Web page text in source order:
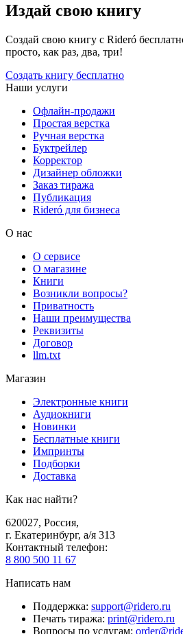
Издай свою книгу
Создай свою книгу с Rideró
просто, как раз, два, три!
Создать книгу бесплатно
Наши услуги
Офлайн-продажи
Простая верстка
Ручная верстка
Буктрейлер
Корректор
Дизайнер обложки
Заказ тиража
Публикация
Rideró для бизнеса
О нас
О сервисе
О магазине
Книги
Возникли вопросы?
Приватность
Наши преимущества
Реквизиты
Договор
llm.txt
Магазин
Электронные книги
Аудиокниги
Новинки
Бесплатные книги
Импринты
Подборки
Доставка
Как нас найти?
620027, Россия,
г. Екатеринбург, а/я 313
Контактный телефон:
8 800 500 11 67
Написать нам
Поддержка: support@ridero.ru
Печать тиража: print@ridero.ru
Вопросы по услугам: